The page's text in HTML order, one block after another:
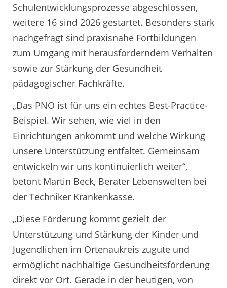
Schulentwicklungsprozesse abgeschlossen,
weitere 16 sind 2026 gestartet. Besonders stark
nachgefragt sind praxisnahe Fortbildungen
zum Umgang mit herausforderndem Verhalten
sowie zur Stärkung der Gesundheit
pädagogischer Fachkräfte.
„Das PNO ist für uns ein echtes Best-Practice-
Beispiel. Wir sehen, wie viel in den
Einrichtungen ankommt und welche Wirkung
unsere Unterstützung entfaltet. Gemeinsam
entwickeln wir uns kontinuierlich weiter“,
betont Martin Beck, Berater Lebenswelten bei
der Techniker Krankenkasse.
„Diese Förderung kommt gezielt der
Unterstützung und Stärkung der Kinder und
Jugendlichen im Ortenaukreis zugute und
ermöglicht nachhaltige Gesundheitsförderung
direkt vor Ort. Gerade in der heutigen, von